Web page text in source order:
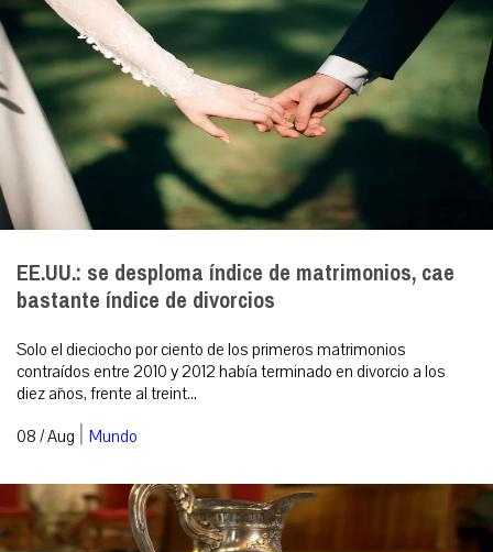
EE.UU.: se desploma índice de matrimonios, cae
bastante índice de divorcios
Solo el dieciocho por ciento de los primeros matrimonios
contraídos entre 2010 y 2012 había terminado en divorcio a los
diez años, frente al treint...
08 / Aug | Mundo